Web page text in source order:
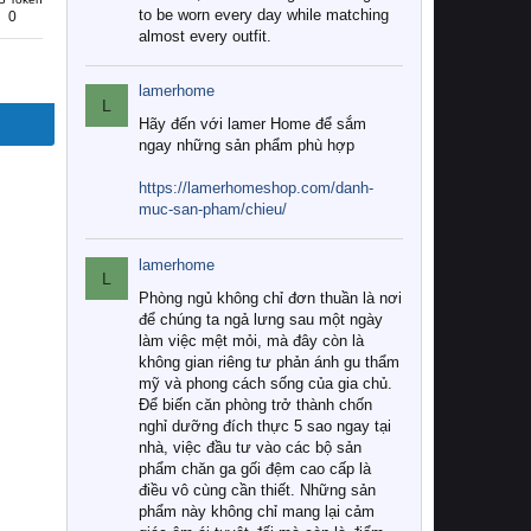
0
to be worn every day while matching
almost every outfit.
L
lamerhome
Hãy đến với lamer Home để sắm
ngay những sản phẩm phù hợp
https://lamerhomeshop.com/danh-
muc-san-pham/chieu/
L
lamerhome
Phòng ngủ không chỉ đơn thuần là nơi
để chúng ta ngả lưng sau một ngày
làm việc mệt mỏi, mà đây còn là
không gian riêng tư phản ánh gu thẩm
mỹ và phong cách sống của gia chủ.
Để biến căn phòng trở thành chốn
nghỉ dưỡng đích thực 5 sao ngay tại
nhà, việc đầu tư vào các bộ sản
phẩm chăn ga gối đệm cao cấp là
điều vô cùng cần thiết. Những sản
phẩm này không chỉ mang lại cảm